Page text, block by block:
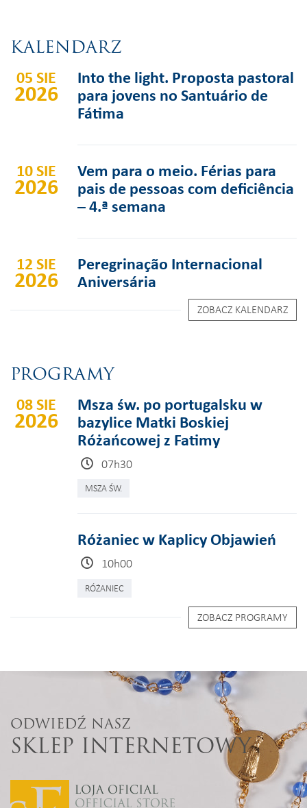
KALENDARZ
05 SIE
2026
Into the light. Proposta pastoral
para jovens no Santuário de
Fátima
10 SIE
2026
Vem para o meio. Férias para
pais de pessoas com deficiência
– 4.ª semana
12 SIE
2026
Peregrinação Internacional
Aniversária
ZOBACZ KALENDARZ
PROGRAMY
08 SIE
2026
Msza św. po portugalsku w
bazylice Matki Boskiej
Różańcowej z Fatimy
07h30
MSZA ŚW.
Różaniec w Kaplicy Objawień
10h00
RÓŻANIEC
ZOBACZ PROGRAMY
ODWIEDŹ NASZ
SKLEP INTERNETOWY